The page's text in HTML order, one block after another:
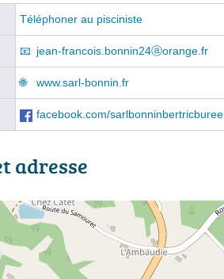
Téléphoner au pisciniste
jean-francois.bonnin24ⓐorange.fr
www.sarl-bonnin.fr
facebook.com/sarlbonninbertricburee
adresse